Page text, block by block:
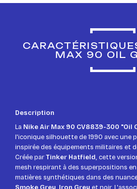
MAX 90 OIL
Description
La Nike Air Max 90 CV8839-300 "Oil
l'iconique silhouette de 1990 avec une
inspirée des équipements militaires et
Créée parTinker Hatfield, cette
mesh respirant à des superpositions
matières synthétiques dans des